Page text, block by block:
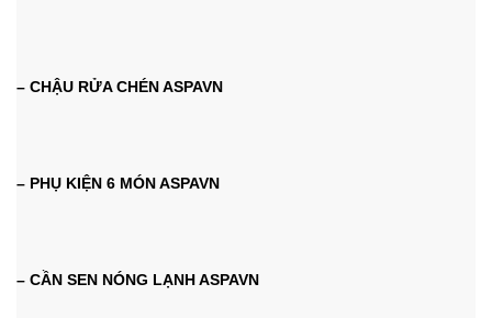
– CHẬU RỬA CHÉN ASPAVN
– PHỤ KIỆN 6 MÓN ASPAVN
– CẦN SEN NÓNG LẠNH ASPAVN